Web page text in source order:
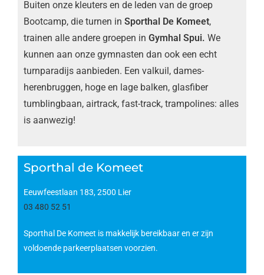
Buiten onze kleuters en de leden van de groep
Bootcamp, die turnen inSporthal De Komeet,
trainen alle andere groepen inGymhal Spui.We
kunnen aan onze gymnasten dan ook een echt
turnparadijs aanbieden. Een valkuil, dames-
herenbruggen, hoge en lage balken, glasfiber
tumblingbaan, airtrack, fast-track, trampolines: alles
is aanwezig!
Sporthal de Komeet
Eeuwfeestlaan 183, 2500 Lier
03 480 52 51
Sporthal De Komeet is makkelijk bereikbaar en er zijn
voldoende parkeerplaatsen voorzien.